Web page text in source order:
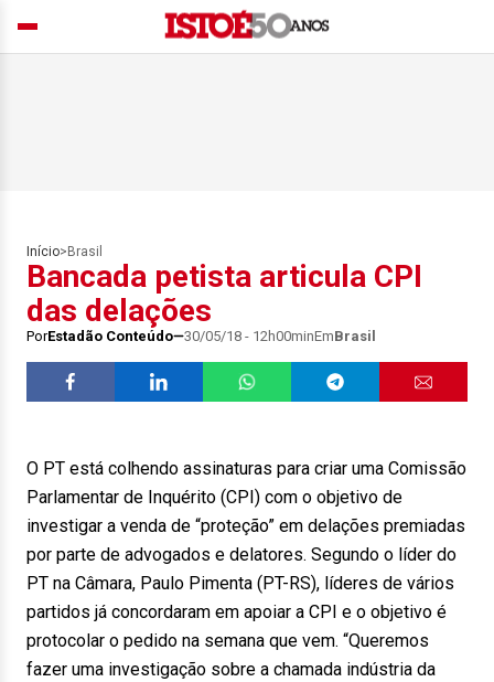
Início> Brasil
Bancada petista articula CPI
das delações
PorEstadão Conteúdo 30/05/18 - 12h00minEmBrasil
O PT está colhendo assinaturas para criar uma Comissão
Parlamentar de Inquérito (CPI) com o objetivo de
investigar a venda de “proteção” em delações premiadas
por parte de advogados e delatores. Segundo o líder do
PT na Câmara, Paulo Pimenta (PT-RS), líderes de vários
partidos já concordaram em apoiar a CPI e o objetivo é
protocolar o pedido na semana que vem. “Queremos
fazer uma investigação sobre a chamada indústria da